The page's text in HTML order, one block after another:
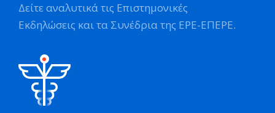
Δείτε αναλυτικά τις Επιστημονικές
Εκδηλώσεις και τα Συνέδρια της ΕΡΕ-ΕΠΕΡΕ.